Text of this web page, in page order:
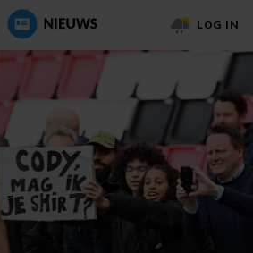
LOG IN